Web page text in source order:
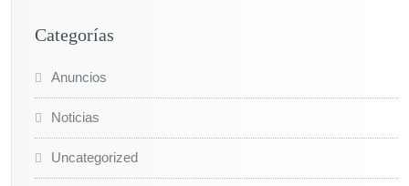
Categorías
Anuncios
Noticias
Uncategorized